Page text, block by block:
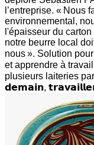
l’entreprise. « Nous
environnemental,
l'épaisseur du
notre beurre local
nous ». Solution
et apprendre à
plusieurs laiteries
𝗱𝗲𝗺𝗮𝗶𝗻,